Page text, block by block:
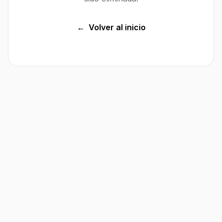
← Volver al inicio